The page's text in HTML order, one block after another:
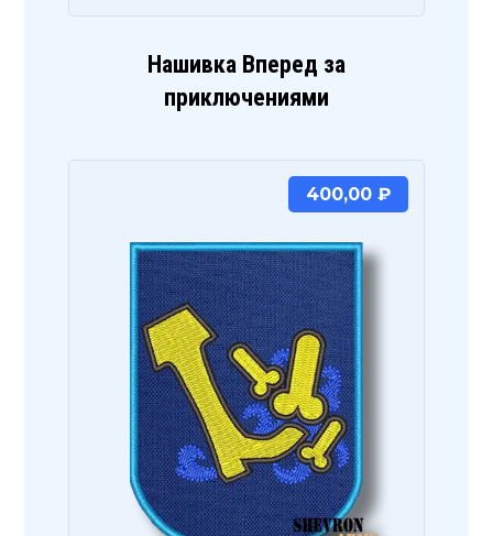
Нашивка Вперед за
приключениями
400,00 ₽